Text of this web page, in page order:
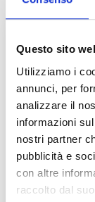
Questo sito
Utilizziamo i
annunci, per
analizzare il
informazioni
nostri partner
pubblicità e
con altre
raccolto dal
SEDE ESAMI
Esami in 100
Agrigento,
Avellino,
Bolzano,
Caserta,